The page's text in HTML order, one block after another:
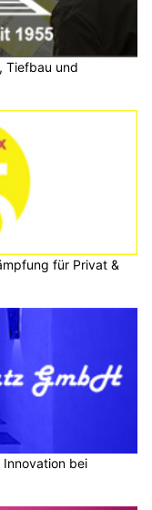
Tiefbau und
für Privat &
bei